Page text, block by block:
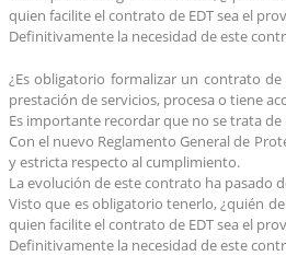
quien facilite el contrato de EDT sea el
Definitivamente la necesidad de este
¿Es obligatorio formalizar un contrato
prestación de servicios, procesa o tiene
Es importante recordar que no se trata
Con el nuevo Reglamento General de
y estricta respecto al cumplimiento.
La evolución de este contrato ha pasado
Visto que es obligatorio tenerlo, ¿quién
quien facilite el contrato de EDT sea el
Definitivamente la necesidad de este